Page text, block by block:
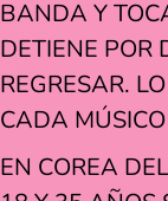
BANDA Y
DETIENE POR
REGRESAR.
CADA
EN COREA